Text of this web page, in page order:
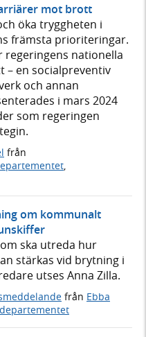
mot brott
öka tryggheten i
främsta prioriteringar.
regeringens nationella
en socialpreventiv
och annan
i mars 2024
som regeringen
från
om kommunalt
ska utreda hur
stärkas vid brytning i
utses Anna Zilla.
från Ebba